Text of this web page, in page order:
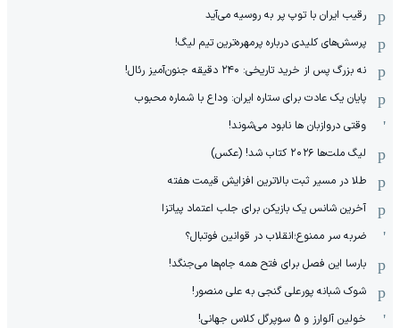
رقیب ایران با توپ پر به روسیه می‌آید
پرسش‌های کلیدی درباره پرمهره‌ترین تیم لیگ!
نه بزرگ پس از خرید تاریخی: ۲۴۰ دقیقه جنون‌آمیز رئال!
پایان یک عادت برای ستاره ایران: وداع با شماره محبوب
وقتی دروازبان ها نابود می‌شوند!
لیگ ملت‌ها ٢٠٢۶ کتاب شد! (عکس)
طلا در مسیر ثبت بالاترین افزایش قیمت هفته
آخرین شانس یک بازیکن برای جلب اعتماد پیاتزا
ضربه سر ممنوع؛انقلاب در قوانین فوتبال؟
بارسا این فصل برای فتح همه جام‌ها می‌جنگد!
شوک شبانه پورعلی گنجی به علی منصور!
خولین آلوارز و 5 سوپرگل کلاس جهانی!